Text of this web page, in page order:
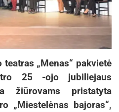
„Menas“ pakvietė
25 -ojo jubiliejaus
žiūrovams pristatyta
„Miestelėnas bajoras“,